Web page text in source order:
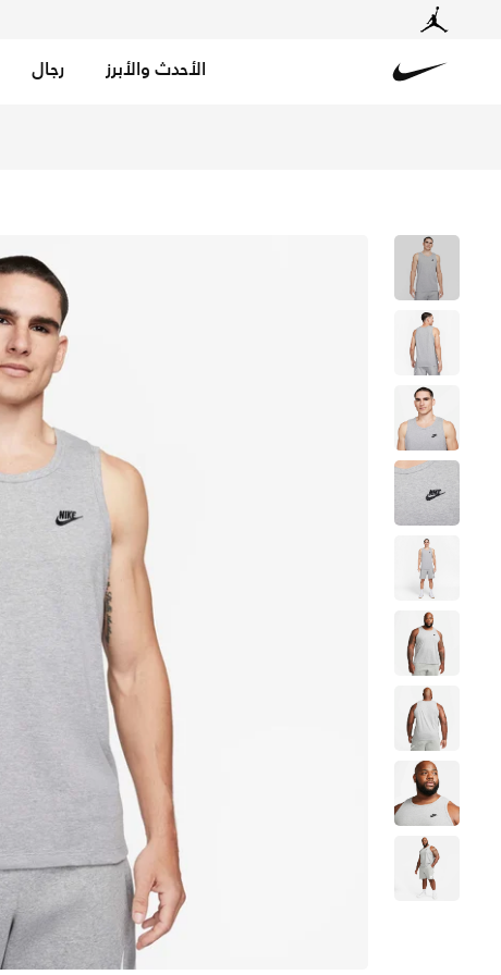
الأحدث والأبرز رجال